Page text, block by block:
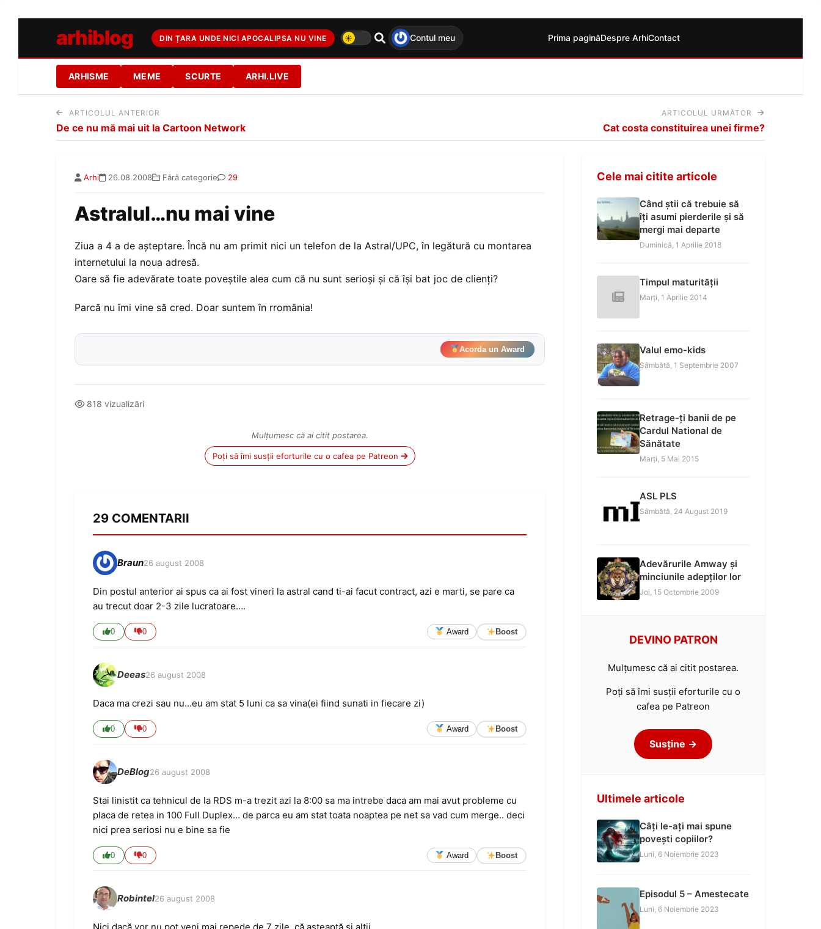
arhiblog DIN ȚARA UNDE NICI APOCALIPSA NU VINE Contul meu Prima paginăDespre ArhiContact
ARHISME MEME SCURTE ARHI.LIVE
ARTICOLUL ANTERIOR
De ce nu mă mai uit la Cartoon Network
ARTICOLUL URMĂTOR
Cat costa constituirea unei firme?
Arhi 26.08.2008 Fără categorie 29
Astralul…nu mai vine
Ziua a 4 a de așteptare. Încă nu am primit nici un telefon de la Astral/UPC, în legătură cu montarea
internetului la noua adresă.
Oare să fie adevărate toate poveștile alea cum că nu sunt serioși și că își bat joc de clienți?
Parcă nu îmi vine să cred. Doar suntem în rromânia!
Acorda un Award
818 vizualizări
Mulțumesc că ai citit postarea.
Poți să îmi susții eforturile cu o cafea pe Patreon
29 COMENTARII
Braun26 august 2008
Din postul anterior ai spus ca ai fost vineri la astral cand ti-ai facut contract, azi e marti, se pare ca
au trecut doar 2-3 zile lucratoare….
0 0 Award Boost
Deeas26 august 2008
Daca ma crezi sau nu…eu am stat 5 luni ca sa vina(ei fiind sunati in fiecare zi)
0 0 Award Boost
DeBlog26 august 2008
Stai linistit ca tehnicul de la RDS m-a trezit azi la 8:00 sa ma intrebe daca am mai avut probleme cu
placa de retea in 100 Full Duplex… de parca eu am stat toata noaptea pe net sa vad cum merge.. deci
nici prea seriosi nu e bine sa fie
0 0 Award Boost
Robintel26 august 2008
Cele mai citite articole
Când știi că trebuie să
îți asumi pierderile și să
mergi mai departe
Duminică, 1 Aprilie 2018
Timpul maturității
Marți, 1 Aprilie 2014
Valul emo-kids
Sâmbătă, 1 Septembrie 2007
Retrage-ți banii de pe
Cardul National de
Sănătate
Marți, 5 Mai 2015
ASL PLS
Sâmbătă, 24 August 2019
Adevărurile Amway și
minciunile adepților lor
Joi, 15 Octombrie 2009
DEVINO PATRON
Mulțumesc că ai citit postarea.
Poți să îmi susții eforturile cu o
cafea pe Patreon
Susține →
Ultimele articole
Câți le-ați mai spune
povești copiilor?
Luni, 6 Noiembrie 2023
Episodul 5 – Amestecate
Luni, 6 Noiembrie 2023